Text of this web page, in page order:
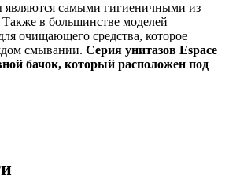
являются самыми гигиеничными из
в большинстве моделей
очищающего средства, которое
смывании. Серия унитазов Espace
бачок, который расположен под